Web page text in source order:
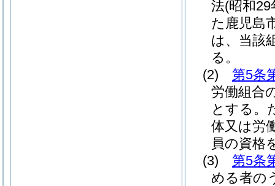
法(昭和29
た鹿児島
は、当該
る。
(2)
第5条
労働組合
とする。
体又は労
員の資格
(3)
第5条
める者の